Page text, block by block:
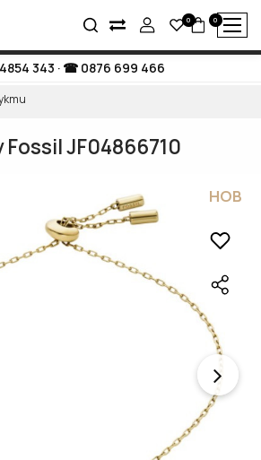
0 0
343 · 0876 699 466
JF04866710
НОВ